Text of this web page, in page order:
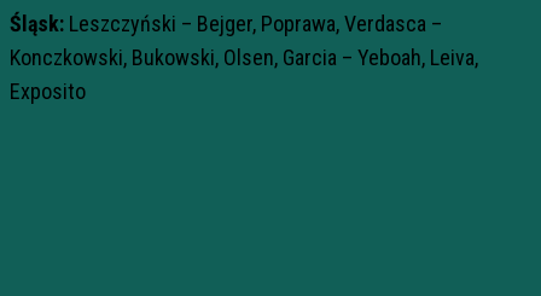
Śląsk: Leszczyński – Bejger, Poprawa, Verdasca –
Konczkowski, Bukowski, Olsen, Garcia – Yeboah, Leiva,
Exposito